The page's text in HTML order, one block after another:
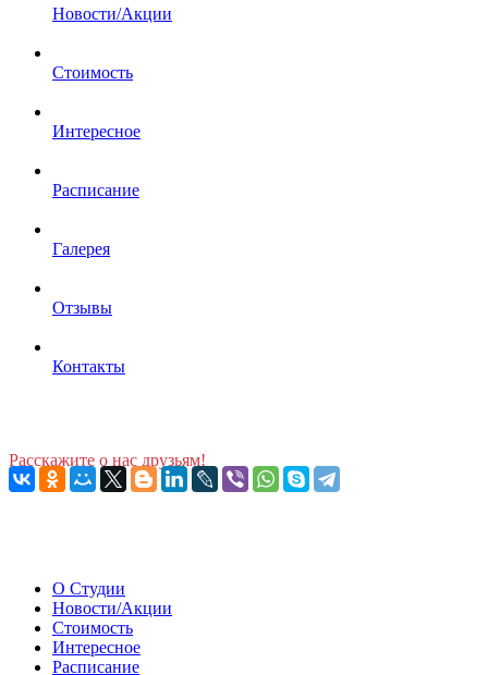
Новости/Акции
Стоимость
Интересное
Расписание
Галерея
Отзывы
Контакты
Расскажите о нас друзьям!
О Студии
Новости/Акции
Стоимость
Интересное
Расписание